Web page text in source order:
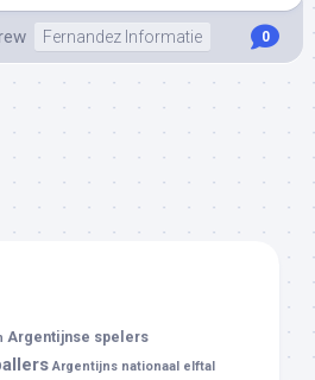
Fernandez Informatie 0
Argentijnse spelers
Argentijns nationaal elftal